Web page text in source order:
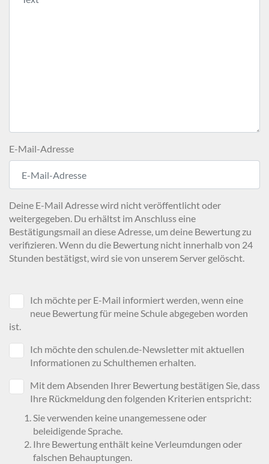
E-Mail-Adresse
Deine E-Mail Adresse wird nicht veröffentlicht oder
weitergegeben. Du erhältst im Anschluss eine
Bestätigungsmail an diese Adresse, um deine Bewertung zu
verifizieren. Wenn du die Bewertung nicht innerhalb von 24
Stunden bestätigst, wird sie von unserem Server gelöscht.
Ich möchte per E-Mail informiert werden, wenn eine
neue Bewertung für meine Schule abgegeben worden
ist.
Ich möchte den schulen.de-Newsletter mit aktuellen
Informationen zu Schulthemen erhalten.
Mit dem Absenden Ihrer Bewertung bestätigen Sie, dass
Ihre Rückmeldung den folgenden Kriterien entspricht:
Sie verwenden keine unangemessene oder
beleidigende Sprache.
Ihre Bewertung enthält keine Verleumdungen oder
falschen Behauptungen.